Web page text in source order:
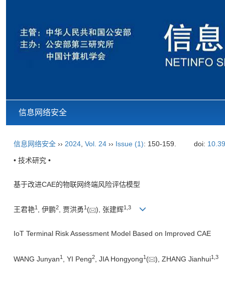
信息网络安全
信息网络安全 ›› 2024 Vol. 24 ›› Issue (1): 150-159. doi:
• 技术研究 •
基于改进CAE的物联网终端风险评估模型
王君艳1 , 伊鹏2, 贾洪勇1 ( ), 张建辉1 3
IoT Terminal Risk Assessment Model Based on Improved CAE
WANG Junyan1 , YI Peng2 , JIA Hongyong1 ( ), ZHANG Jianhui1 3